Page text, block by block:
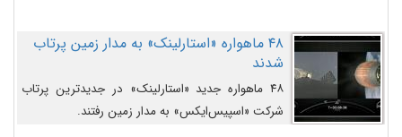
۴۸ ماهواره «استارلینک» به مدار زمین پرتاب
شدند
۴۸ ماهواره جدید «استارلینک» در جدیدترین پرتاب
شرکت «اسپیس‌ایکس» به مدار زمین رفتند.